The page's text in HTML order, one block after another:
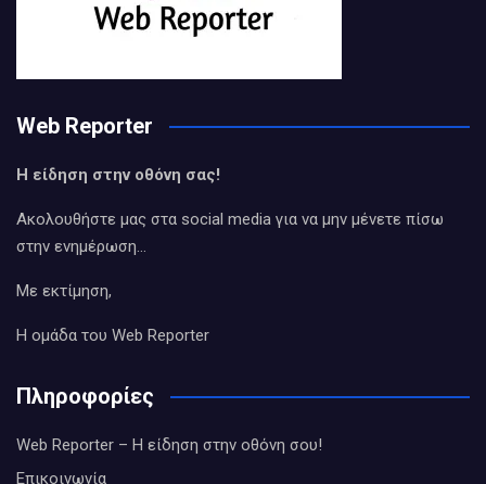
Web Reporter
Η είδηση στην οθόνη σας!
Ακολουθήστε μας στα social media για να μην μένετε πίσω
στην ενημέρωση…
Με εκτίμηση,
Η ομάδα του Web Reporter
Πληροφορίες
Web Reporter – Η είδηση στην οθόνη σου!
Επικοινωνία